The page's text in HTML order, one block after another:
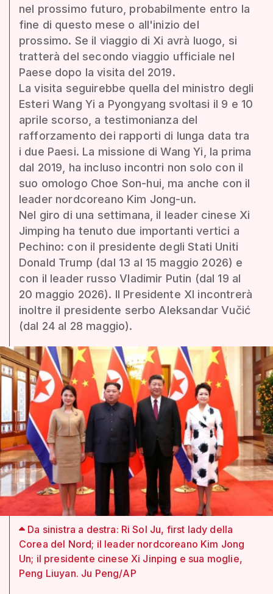
nel prossimo futuro, probabilmente entro la
fine di questo mese o all'inizio del
prossimo. Se il viaggio di Xi avrà luogo, si
tratterà del secondo viaggio ufficiale nel
Paese dopo la visita del 2019.
La visita seguirebbe quella del ministro degli
Esteri Wang Yi a Pyongyang svoltasi il 9 e 10
aprile scorso, a testimonianza del
rafforzamento dei rapporti di lunga data tra
i due Paesi. La missione di Wang Yi, la prima
dal 2019, ha incluso incontri non solo con il
suo omologo Choe Son-hui, ma anche con il
leader nordcoreano Kim Jong-un.
Nel giro di una settimana, il leader cinese Xi
Jimping ha tenuto due importanti vertici a
Pechino: con il presidente degli Stati Uniti
Donald Trump (dal 13 al 15 maggio 2026) e
con il leader russo Vladimir Putin (dal 19 al
20 maggio 2026). Il Presidente XI incontrerà
inoltre il presidente serbo Aleksandar Vučić
(dal 24 al 28 maggio).
Da sinistra a destra: Ri Sol Ju, first lady della
Corea del Nord; il leader nordcoreano Kim Jong
Un; il presidente cinese Xi Jinping e sua moglie,
Peng Liuyan. Ju Peng/AP